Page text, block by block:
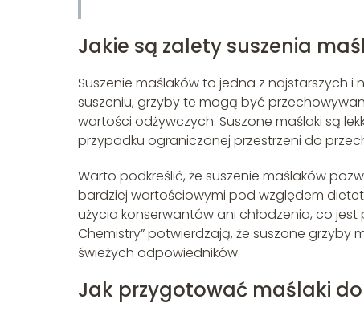
Jakie są zalety suszenia
Suszenie maślaków to jedna z najstarszych i
suszeniu, grzyby te mogą być
wartości odżywczych. Suszone maślaki są
przypadku ograniczonej przestrzeni do
Warto podkreślić, że suszenie maślaków
bardziej wartościowymi pod względem
użycia konserwantów ani chłodzenia, co
Chemistry” potwierdzają, że suszone grzyby
świeżych odpowiedników.
Jak przygotować maślaki do